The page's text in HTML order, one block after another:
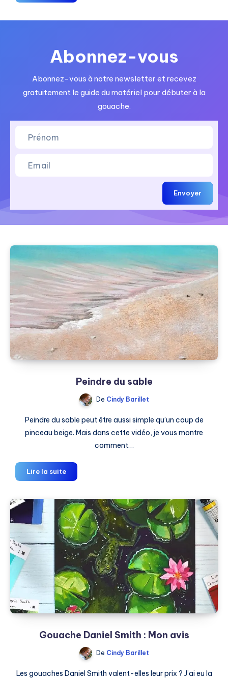
peindre
:
Guide
complet
débuter
Abonnez-vous
Abonnez-vous à notre newsletter et recevez
gratuitement le guide du matériel pour débuter à la
gouache.
Envoyer
Peindre du sable
De Cindy Barillet
Peindre du sable peut être aussi simple qu’un coup de
pinceau beige. Mais dans cette vidéo, je vous montre
comment…
Lire la suitePeindre
du
Gouache Daniel Smith : Mon avis
De Cindy Barillet
Les gouaches Daniel Smith valent-elles leur prix ? J’ai eu la